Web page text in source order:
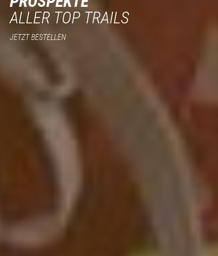
ALLER TOP TRAILS
JETZT BESTELLEN